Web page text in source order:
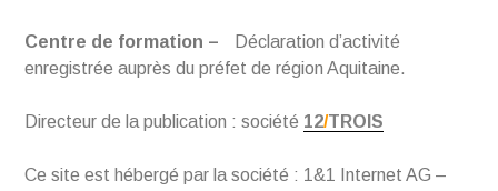
Centre de formation – Déclaration d’activité
enregistrée auprès du préfet de région Aquitaine.
Directeur de la publication : société 12/TROIS
Ce site est hébergé par la société : 1&1 Internet AG –